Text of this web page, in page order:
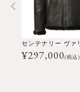
¥297,000(税込)